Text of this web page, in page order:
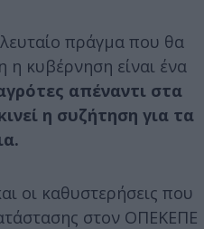
πράγμα που θα
κυβέρνηση είναι ένα
απέναντι στα
η συζήτηση για τα
οι καθυστερήσεις που
στον ΟΠΕΚΕΠΕ